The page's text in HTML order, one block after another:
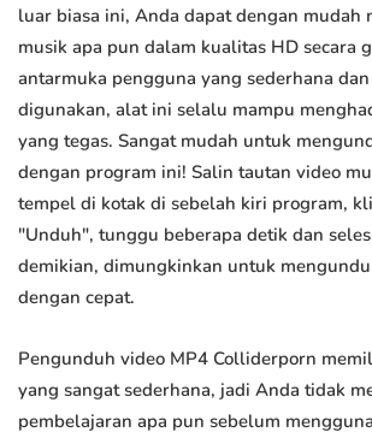
luar biasa ini, Anda dapat dengan mudah
musik apa pun dalam kualitas HD secara
antarmuka pengguna yang sederhana
digunakan, alat ini selalu mampu
yang tegas. Sangat mudah untuk
dengan program ini! Salin tautan video
tempel di kotak di sebelah kiri program,
"Unduh", tunggu beberapa detik dan
demikian, dimungkinkan untuk
dengan cepat.
Pengunduh video MP4 Colliderporn
yang sangat sederhana, jadi Anda tidak
pembelajaran apa pun sebelum